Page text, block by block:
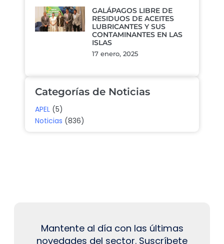
GALÁPAGOS LIBRE DE
RESIDUOS DE ACEITES
LUBRICANTES Y SUS
CONTAMINANTES EN LAS
ISLAS
17 enero, 2025
Categorías de Noticias
APEL (5)
Noticias (836)
Mantente al día con las últimas
novedades del sector. Suscríbete